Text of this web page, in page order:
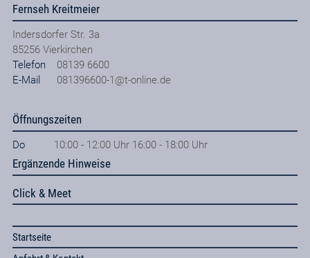
Fernseh Kreitmeier
Indersdorfer Str. 3a
85256 Vierkirchen
Telefon
08139 6600
E-Mail
081396600-1@t-online.de
Öffnungszeiten
Do 10:00 - 12:00 Uhr 16:00 - 18:00 Uhr
Ergänzende Hinweise
Click & Meet
Startseite